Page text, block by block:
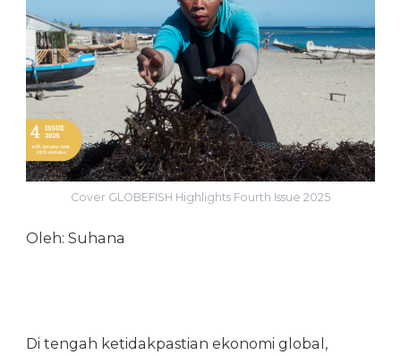
Cover GLOBEFISH Highlights Fourth Issue 2025
Oleh: Suhana
Di tengah ketidakpastian ekonomi global,